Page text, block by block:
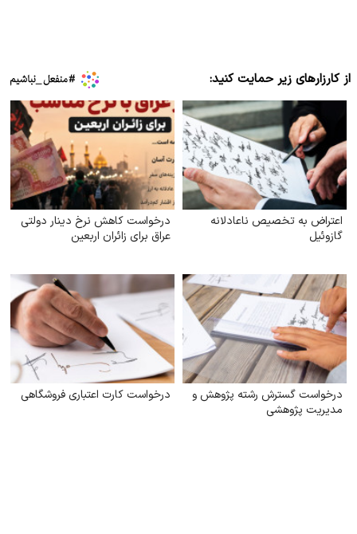
از کارزارهای زیر حمایت کنید:
اعتراض به تخصیص ناعادلانه
گازوئیل
درخواست کاهش نرخ دینار دولتی
عراق برای زائران اربعین
درخواست گسترش رشته پژوهش و
مدیریت پژوهشی
درخواست کارت اعتباری فروشگاهی